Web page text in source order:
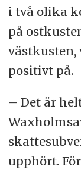
i två olika
på
positivt på.
– Det är
upphört.